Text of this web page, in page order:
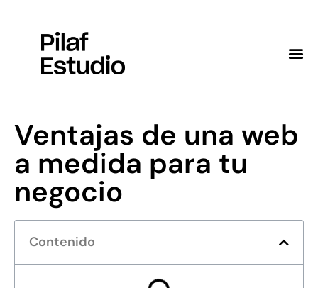
Ventajas de una web
a medida para tu
negocio
Contenido